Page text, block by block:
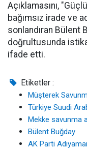
Açıklamasını,
bağımsız irade ve
sonlandıran Bülent
doğrultusunda
ifade etti.
Etiketler :
Müşterek
Türkiye Suudi
Mekke savunma
Bülent Buğday
AK Parti